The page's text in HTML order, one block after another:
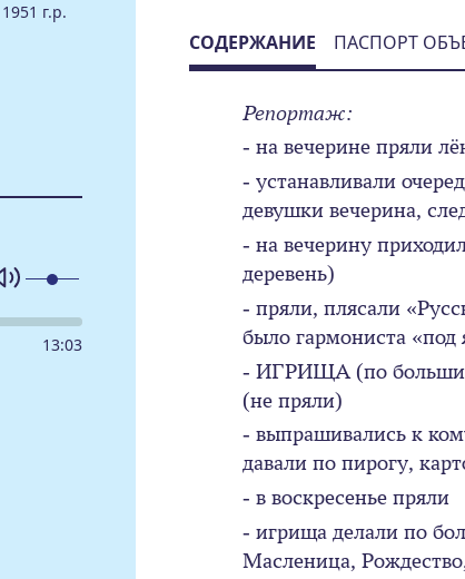
г.р.
13:03
СОДЕРЖАНИЕ ПАСПОРТ
Репортаж:
- на вечерине пряли
- устанавливали
девушки вечерина,
- на вечерину
деревень)
- пряли, плясали
было гармониста «под
- ИГРИЩА (по
(не пряли)
- выпрашивались к
давали по пирогу,
- в воскресенье пряли
- игрища делали по
Масленица,